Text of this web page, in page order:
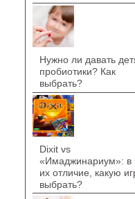
Нужно ли давать
пробиотики? Как
выбрать?
Dixit vs
«Имаджинариум»: в
их отличие, какую
выбрать?